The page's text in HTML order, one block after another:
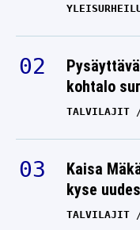
kohtalo
TALVILAJIT
Kaisa
kyse
TALVILAJIT